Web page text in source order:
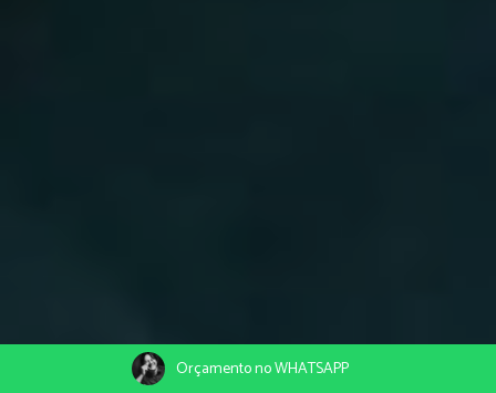
Orçamento no WHATSAPP